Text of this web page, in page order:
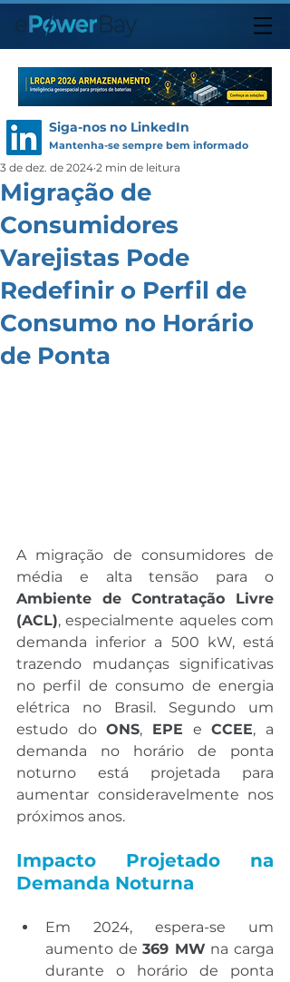
Siga-nos no LinkedIn
Mantenha-se sempre bem informado
Migração de
Consumidores
Varejistas Pode
Redefinir o Perfil de
Consumo no Horário
de Ponta
3 de dez. de 2024 2 min de leitura
A migração de consumidores de
Ambiente de Contratação Livre
(ACL), especialmente aqueles com
demanda inferior a 500 kW, está
trazendo mudanças significativas
no perfil de consumo de energia
elétrica no Brasil. Segundo um
estudo do ONS, EPE e CCEE, a
demanda no horário de ponta
noturno está projetada para
aumentar consideravelmente nos
próximos anos.
Impacto Projetado na
Demanda Noturna
Em 2024, espera-se um
aumento de 369 MW na carga
durante o horário de ponta